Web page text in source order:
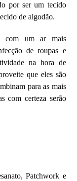
por ser um tecido
de algodão.
com um ar mais
de roupas e
na hora de
que eles são
para as mais
com certeza serão
Patchwork e